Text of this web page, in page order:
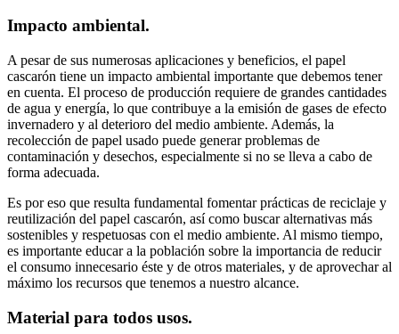
Impacto ambiental.
A pesar de sus numerosas aplicaciones y beneficios, el papel
cascarón tiene un impacto ambiental importante que debemos tener
en cuenta. El proceso de producción requiere de grandes cantidades
de agua y energía, lo que contribuye a la emisión de gases de efecto
invernadero y al deterioro del medio ambiente. Además, la
recolección de papel usado puede generar problemas de
contaminación y desechos, especialmente si no se lleva a cabo de
forma adecuada.
Es por eso que resulta fundamental fomentar prácticas de reciclaje y
reutilización del papel cascarón, así como buscar alternativas más
sostenibles y respetuosas con el medio ambiente. Al mismo tiempo,
es importante educar a la población sobre la importancia de reducir
el consumo innecesario éste y de otros materiales, y de aprovechar al
máximo los recursos que tenemos a nuestro alcance.
Material para todos usos.